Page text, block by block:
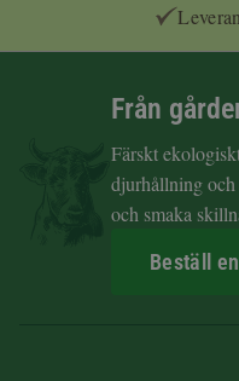
Från
Färskt
djurhållning och
och smaka
Beställ